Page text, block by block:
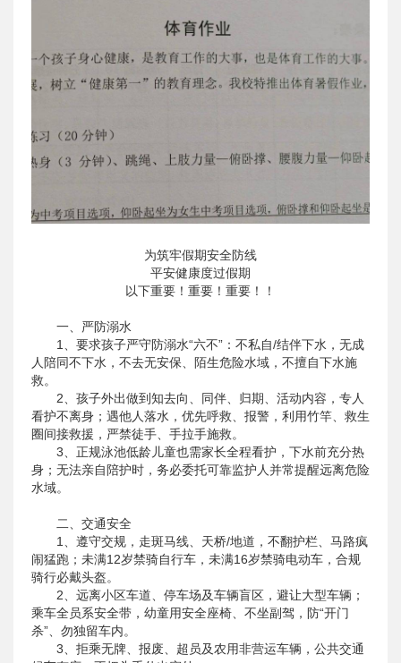
为筑牢假期安全防线
平安健康度过假期
以下重要！重要！重要！！
一、严防溺水
1、要求孩子严守防溺水“六不”：不私自/结伴下水，无成
人陪同不下水，不去无安保、陌生危险水域，不擅自下水施
救。
2、孩子外出做到知去向、同伴、归期、活动内容，专人
看护不离身；遇他人落水，优先呼救、报警，利用竹竿、救生
圈间接救援，严禁徒手、手拉手施救。
3、正规泳池低龄儿童也需家长全程看护，下水前充分热
身；无法亲自陪护时，务必委托可靠监护人并常提醒远离危险
水域。
二、交通安全
1、遵守交规，走斑马线、天桥/地道，不翻护栏、马路疯
闹猛跑；未满12岁禁骑自行车，未满16岁禁骑电动车，合规
骑行必戴头盔。
2、远离小区车道、停车场及车辆盲区，避让大型车辆；
乘车全员系安全带，幼童用安全座椅、不坐副驾，防“开门
杀”、勿独留车内。
3、拒乘无牌、报废、超员及农用非营运车辆，公共交通